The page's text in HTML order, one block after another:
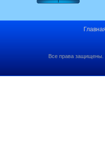
Все права защищены.